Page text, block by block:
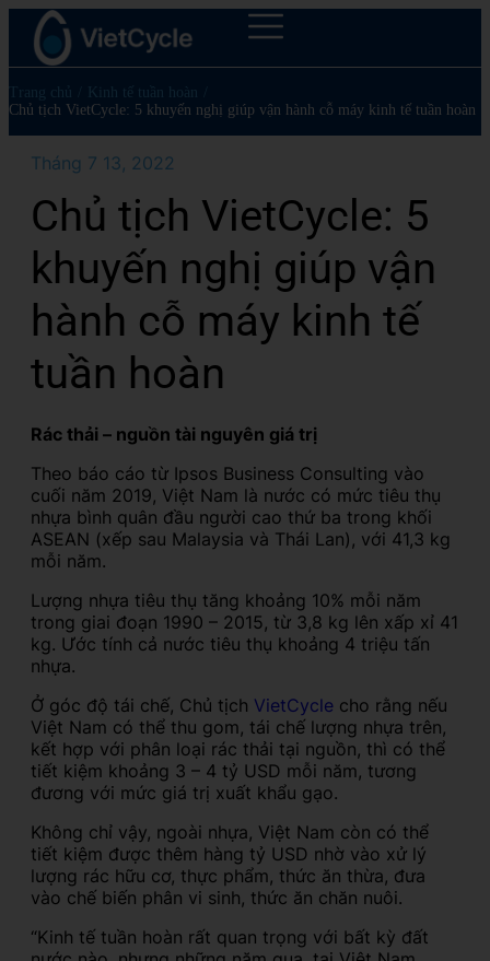
Trang chủ Kinh tế tuần hoàn
Chủ tịch VietCycle: 5 khuyến nghị giúp vận hành cỗ máy kinh tế tuần hoàn
Tháng 7 13, 2022
Chủ tịch VietCycle: 5
khuyến nghị giúp vận
hành cỗ máy kinh tế
tuần hoàn
Rác thải – nguồn tài nguyên giá trị
Theo báo cáo từ Ipsos Business Consulting vào
cuối năm 2019, Việt Nam là nước có mức tiêu thụ
nhựa bình quân đầu người cao thứ ba trong khối
ASEAN (xếp sau Malaysia và Thái Lan), với 41,3 kg
mỗi năm.
Lượng nhựa tiêu thụ tăng khoảng 10% mỗi năm
trong giai đoạn 1990 – 2015, từ 3,8 kg lên xấp xỉ 41
kg. Ước tính cả nước tiêu thụ khoảng 4 triệu tấn
nhựa.
Ở góc độ tái chế, Chủ tịch VietCycle cho rằng nếu
Việt Nam có thể thu gom, tái chế lượng nhựa trên,
kết hợp với phân loại rác thải tại nguồn, thì có thể
tiết kiệm khoảng 3 – 4 tỷ USD mỗi năm, tương
đương với mức giá trị xuất khẩu gạo.
Không chỉ vậy, ngoài nhựa, Việt Nam còn có thể
tiết kiệm được thêm hàng tỷ USD nhờ vào xử lý
lượng rác hữu cơ, thực phẩm, thức ăn thừa, đưa
vào chế biến phân vi sinh, thức ăn chăn nuôi.
“Kinh tế tuần hoàn rất quan trọng với bất kỳ đất